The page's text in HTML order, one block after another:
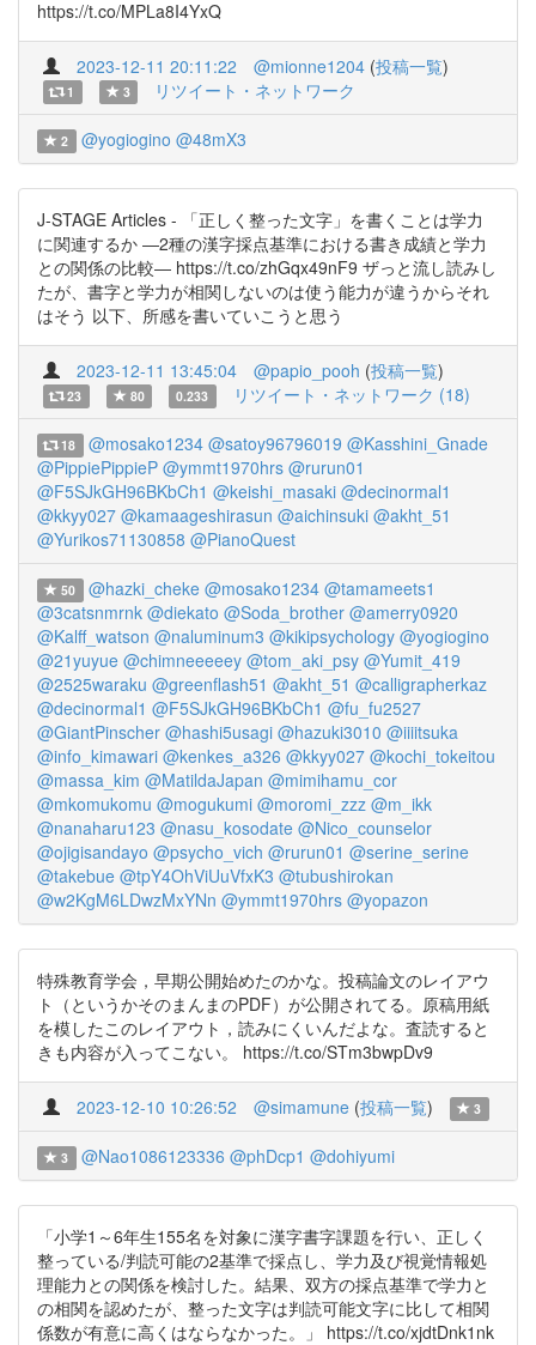
https://t.co/MPLa8I4YxQ
2023-12-11 20:11:22 @mionne1204 (投稿一覧)
1 3 リツイート・ネットワーク
2 @yogiogino @48mX3
J-STAGE Articles - 「正しく整った文字」を書くことは学力
に関連するか ―2種の漢字採点基準における書き成績と学力
との関係の比較― https://t.co/zhGqx49nF9 ザっと流し読みし
たが、書字と学力が相関しないのは使う能力が違うからそれ
はそう 以下、所感を書いていこうと思う
2023-12-11 13:45:04 @papio_pooh (投稿一覧)
23 80 0.233 リツイート・ネットワーク (18)
18 @mosako1234 @satoy96796019 @Kasshini_Gnade
@PippiePippieP @ymmt1970hrs @rurun01
@F5SJkGH96BKbCh1 @keishi_masaki @decinormal1
@kkyy027 @kamaageshirasun @aichinsuki @akht_51
@Yurikos71130858 @PianoQuest
50 @hazki_cheke @mosako1234 @tamameets1
@3catsnmrnk @diekato @Soda_brother @amerry0920
@Kalff_watson @naluminum3 @kikipsychology @yogiogino
@21yuyue @chimneeeeey @tom_aki_psy @Yumit_419
@2525waraku @greenflash51 @akht_51 @calligrapherkaz
@decinormal1 @F5SJkGH96BKbCh1 @fu_fu2527
@GiantPinscher @hashi5usagi @hazuki3010 @iiiitsuka
@info_kimawari @kenkes_a326 @kkyy027 @kochi_tokeitou
@massa_kim @MatildaJapan @mimihamu_cor
@mkomukomu @mogukumi @moromi_zzz @m_ikk
@nanaharu123 @nasu_kosodate @Nico_counselor
@ojigisandayo @psycho_vich @rurun01 @serine_serine
@takebue @tpY4OhViUuVfxK3 @tubushirokan
@w2KgM6LDwzMxYNn @ymmt1970hrs @yopazon
特殊教育学会，早期公開始めたのかな。投稿論文のレイアウ
ト（というかそのまんまのPDF）が公開されてる。原稿用紙
を模したこのレイアウト，読みにくいんだよな。査読すると
きも内容が入ってこない。 https://t.co/STm3bwpDv9
2023-12-10 10:26:52 @simamune (投稿一覧) 3
3 @Nao1086123336 @phDcp1 @dohiyumi
「小学1～6年生155名を対象に漢字書字課題を行い、正しく
整っている/判読可能の2基準で採点し、学力及び視覚情報処
理能力との関係を検討した。結果、双方の採点基準で学力と
の相関を認めたが、整った文字は判読可能文字に比して相関
係数が有意に高くはならなかった。」 https://t.co/xjdtDnk1nk